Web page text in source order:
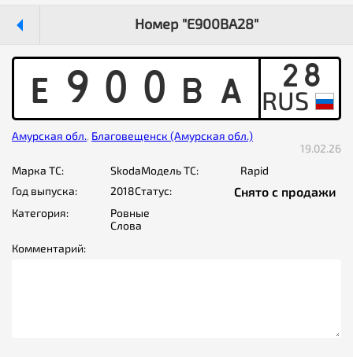
Номер "Е900ВА28"
E 9 0 0 B A 28
Амурская обл., Благовещенск (Амурская обл.)
19.02.26
Марка ТС:
SkodaМодель ТС:
Rapid
Год выпуска:
2018Статус: Снято с продажи
Категория:
Ровные
Слова
Комментарий: